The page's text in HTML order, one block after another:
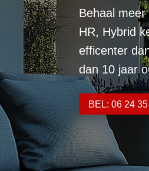
Behaal
HR, Hybrid
efficenter
dan 10 jaar
BEL: 06 24